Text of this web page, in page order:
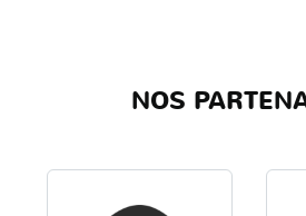
NOS